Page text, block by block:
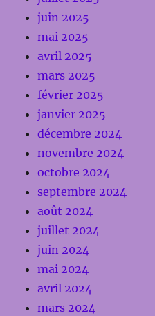
juin 2025
mai 2025
avril 2025
mars 2025
février 2025
janvier 2025
décembre 2024
novembre 2024
octobre 2024
septembre 2024
août 2024
juillet 2024
juin 2024
mai 2024
avril 2024
mars 2024